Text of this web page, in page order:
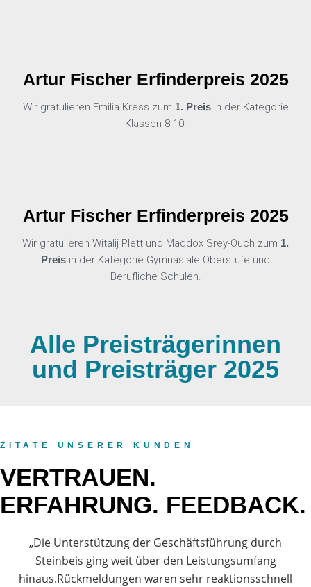
Artur Fischer Erfinderpreis 2025
Wir gratulieren Emilia Kress zum 1. Preisin der Kategorie
Klassen 8-10.
Artur Fischer Erfinderpreis 2025
Wir gratulieren Witalij Plett und Maddox Srey-Ouch zum 1.
Preis in der Kategorie Gymnasiale Oberstufe und
Berufliche Schulen.
Alle Preisträgerinnen
und Preisträger 2025
ZITATE UNSERER KUNDEN
VERTRAUEN.
ERFAHRUNG. FEEDBACK.
„Die Unterstützung der Geschäftsführung durch
Steinbeis ging weit über den Leistungsumfang
hinaus.Rückmeldungen waren sehr reaktionsschnell